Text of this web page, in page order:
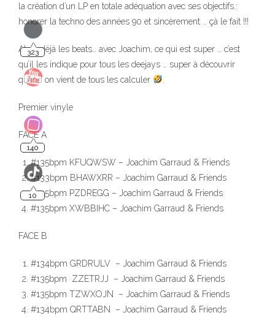
la création d’un LP en totale adéquation avec ses objectifs.:
honorer la techno des années 90 et sincèrement … çà le fait !!!
Alors déjà les beats… avec Joachim, ce qui est super … c’est
qu’il les indique pour tous les deejays … super à découvrir
quand on vient de tous les calculer
Premier vinyle
FACE A
#135bpm KFUQWSW – Joachim Garraud & Friends
#133bpm BHAWXRR – Joachim Garraud & Friends
#135bpm PZDREGG – Joachim Garraud & Friends
#135bpm XWBBIHC – Joachim Garraud & Friends
FACE B
#134bpm GRDRULV – Joachim Garraud & Friends
#135bpm ZZETRJJ – Joachim Garraud & Friends
#135bpm TZWXOJN – Joachim Garraud & Friends
#134bpm QRTTABN – Joachim Garraud & Friends
140
10